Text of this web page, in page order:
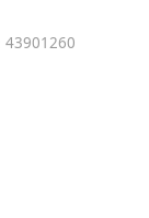
43901260